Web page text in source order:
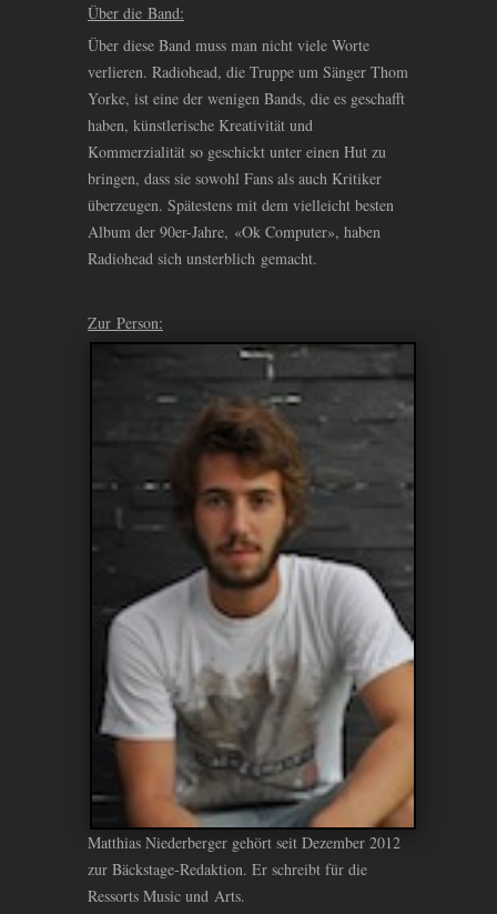
Über die Band:
Über diese Band muss man nicht viele Worte
verlieren. Radiohead, die Truppe um Sänger Thom
Yorke, ist eine der wenigen Bands, die es geschafft
haben, künstlerische Kreativität und
Kommerzialität so geschickt unter einen Hut zu
bringen, dass sie sowohl Fans als auch Kritiker
überzeugen. Spätestens mit dem vielleicht besten
Album der 90er-Jahre, «Ok Computer», haben
Radiohead sich unsterblich gemacht.
Zur Person:
Matthias Niederberger gehört seit Dezember 2012
zur Bäckstage-Redaktion. Er schreibt für die
Ressorts Music und Arts.